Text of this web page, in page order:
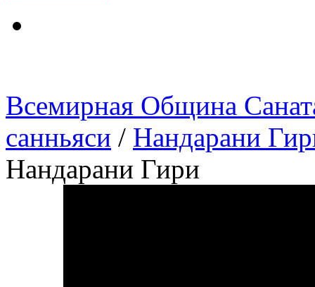
Всемирная Община
санньяси / Нандарани
Нандарани Гири